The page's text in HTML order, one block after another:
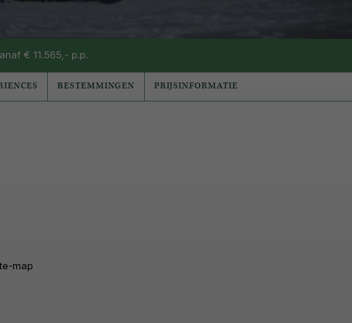
€ 11.565,- p.p.
BESTEMMINGEN PRIJSINFORMATIE